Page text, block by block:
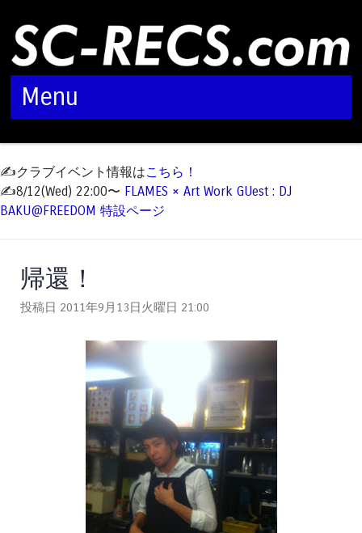
Menu
✍️クラブイベント情報はこちら！
✍️8/12(Wed) 22:00〜 FLAMES × Art Work GUest : DJ
BAKU@FREEDOM 特設ページ
帰還！
投稿日 2011年9月13日火曜日 21:00